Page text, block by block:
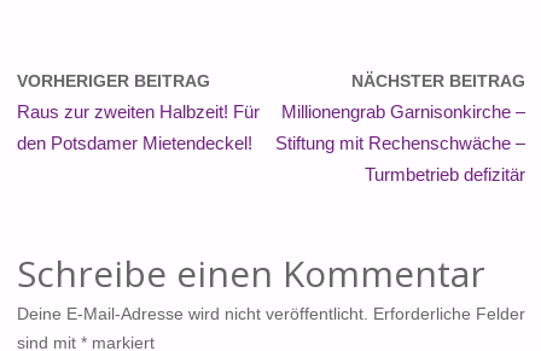
VORHERIGER BEITRAG
Raus zur zweiten Halbzeit! Für
den Potsdamer Mietendeckel!
NÄCHSTER BEITRAG
Millionengrab Garnisonkirche –
Stiftung mit Rechenschwäche –
Turmbetrieb defizitär
Schreibe einen Kommentar
Deine E-Mail-Adresse wird nicht veröffentlicht. Erforderliche Felder
sind mit *markiert